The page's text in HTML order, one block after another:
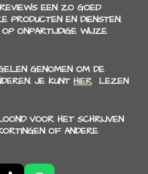
EEN ZO GOED
PRODUCTEN EN DIENSTEN.
ONPARTIJDIGE WIJZE
GENOMEN OM DE
JE KUNT HIER LEZEN
VOOR HET SCHRIJVEN
OF ANDERE